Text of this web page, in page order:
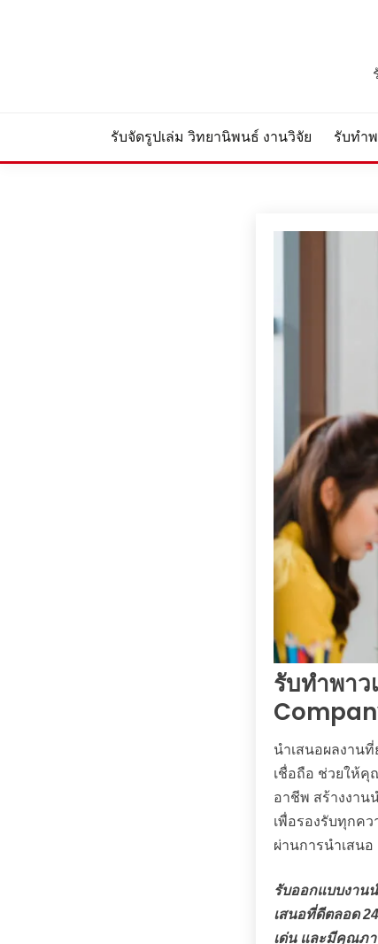
รับจัดรูปเล่ม วิทยานิพนธ์ งานวิจัย รับทำ
รับทำพา
นำเสนอผลงาน
เชื่อถือ ช่วยให้คุ
อาชีพ สร้างงา
เพื่อรองรับทุกค
ผ่านการนำเสนอ
รับออกแบบงาน
เสนอที่ดีตลอด
เด่น และมีคุณภ